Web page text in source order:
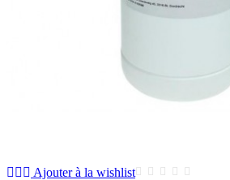
Ajouter à la wishlist